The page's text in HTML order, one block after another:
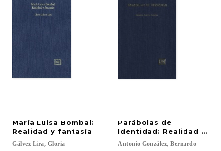
María Luisa Bombal:
Realidad y fantasía
Gálvez Lira, Gloria
Parábolas de
Identidad: Realidad
Antonio González, Bernardo